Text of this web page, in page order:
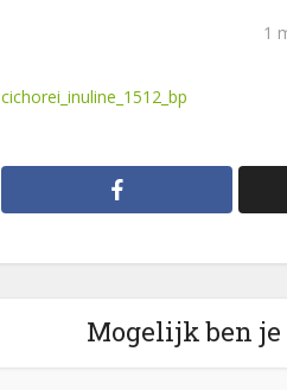
1
cichorei_inuline_1512_bp
Mogelijk ben